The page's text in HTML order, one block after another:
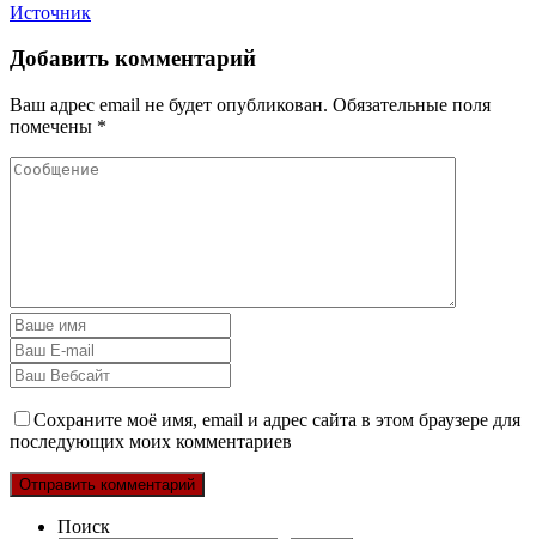
Источник
Добавить комментарий
Ваш адрес email не будет опубликован. Обязательные поля
помечены *
Сохраните моё имя, email и адрес сайта в этом браузере для
последующих моих комментариев
Поиск